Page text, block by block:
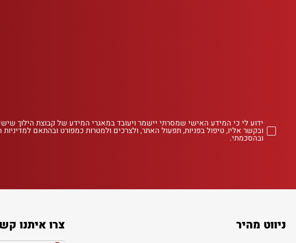
ידוע לי כי המידע האישי שמסרתי יישמר ויעובד במאגרי המידע של קבוצת הילוך
ובקשר אליו, טיפול בפניות, תפעול האתר, ולצרכים ולמטרות כמפורט ובהתאם
ובהסכמתי.
ניווט מהיר צרו איתנו